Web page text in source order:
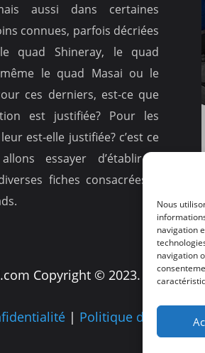
Nous
navigation
navigation
aussi dans certaines
connues, parfois décriées
quad Shineray, le quad
le quad Masai ou le
ces derniers, est-ce que
est justifiée? Pour les
est-elle justifiée? c’est ce
essayer d’établir à
fiches consacrées à
Copyright © 2023.
| Politique de cookies